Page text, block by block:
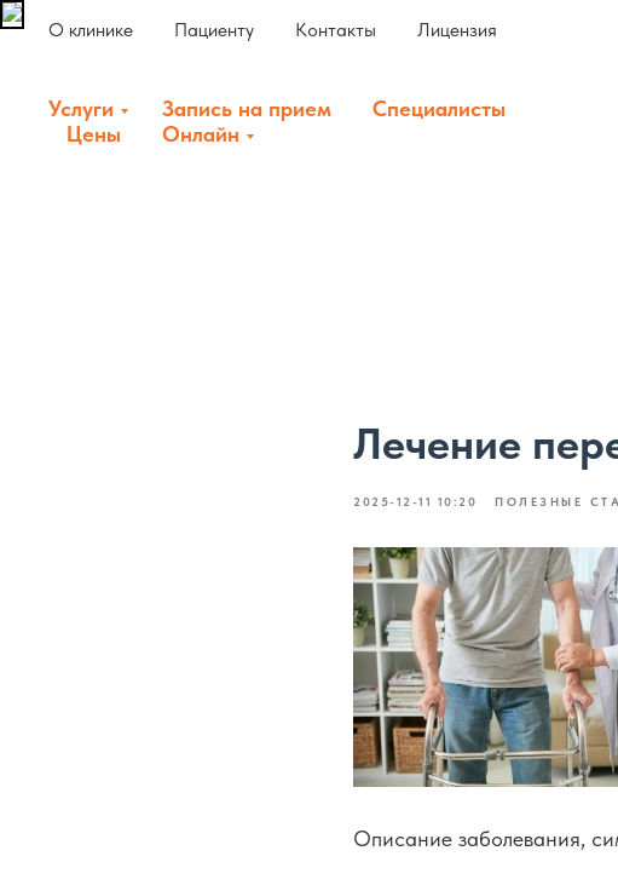
О клинике Пациенту Контакты Лицензия
Услуги Запись на прием
Специалисты
Цены
Онлайн
Лечение
2025-12-11 10:20 ПОЛЕЗНЫЕ
Описание заболевания,